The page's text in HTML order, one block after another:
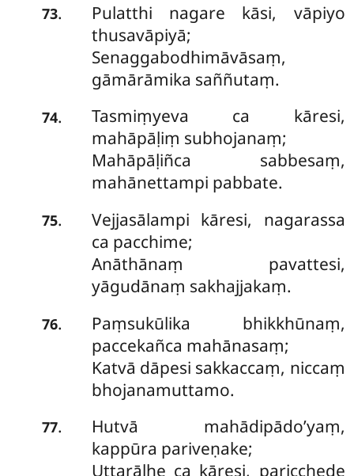
73.
Pulatthi nagare kāsi, vāpiyo
thusavāpiyā;
Senaggabodhimāvāsaṃ,
gāmārāmika saññutaṃ.
74.
Tasmiṃyeva ca kāresi,
mahāpāḷiṃ subhojanaṃ;
Mahāpāḷiñca sabbesaṃ,
mahānettampi pabbate.
75.
Vejjasālampi kāresi, nagarassa
ca pacchime;
Anāthānaṃ pavattesi,
yāgudānaṃ sakhajjakaṃ.
76.
Paṃsukūlika bhikkhūnaṃ,
paccekañca mahānasaṃ;
Katvā dāpesi sakkaccaṃ, niccaṃ
bhojanamuttamo.
77.
Hutvā mahādipādo’yaṃ,
kappūra pariveṇake;
Uttarāḷhe ca kāresi, paricchede